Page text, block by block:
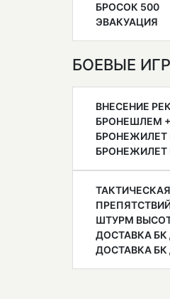
БРОСОК 500
ЭВАКУАЦИЯ
БОЕВЫЕ
ВНЕСЕНИЕ
БРОНЕШЛЕМ
БРОНЕЖИЛЕТ
БРОНЕЖИЛЕТ
ШТУРМ
ДОСТАВКА БК
ДОСТАВКА БК